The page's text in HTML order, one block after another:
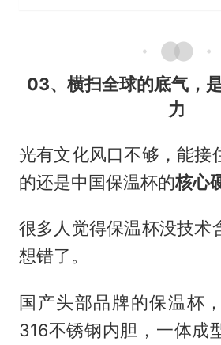
03、横扫全球的底气，
力
光有文化风口不够，能接
的还是中国保温杯的核心
很多人觉得保温杯没技术
想错了。
国产头部品牌的保温杯
316不锈钢内胆，一体成